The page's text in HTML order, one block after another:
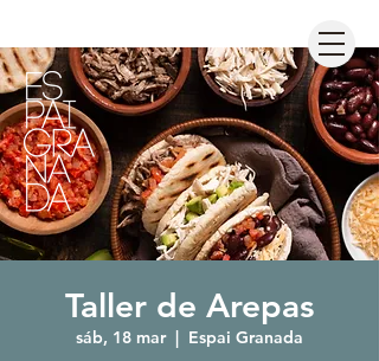
Taller de Arepas
sáb, 18 mar
  |
Espai Granada